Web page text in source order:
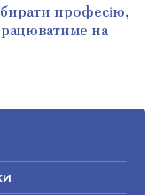
професію,
на